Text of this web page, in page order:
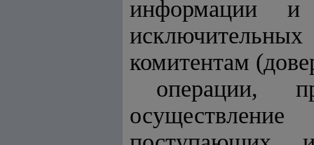
информации и
комитентам
операции,